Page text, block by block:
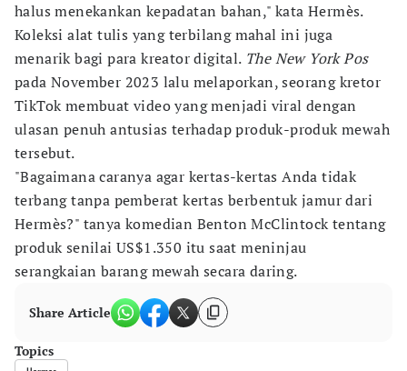
halus menekankan kepadatan bahan," kata Hermès.
Koleksi alat tulis yang terbilang mahal ini juga
menarik bagi para kreator digital. The New York Pos
pada November 2023 lalu melaporkan, seorang kretor
TikTok membuat video yang menjadi viral dengan
ulasan penuh antusias terhadap produk-produk mewah
tersebut.
"Bagaimana caranya agar kertas-kertas Anda tidak
terbang tanpa pemberat kertas berbentuk jamur dari
Hermès?" tanya komedian Benton McClintock tentang
produk senilai US$1.350 itu saat meninjau
serangkaian barang mewah secara daring.
Share Article
Topics